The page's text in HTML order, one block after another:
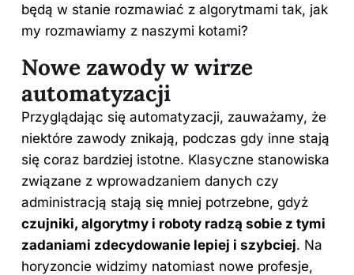
będą w stanie rozmawiać z algorytmami tak, jak
my rozmawiamy z naszymi kotami?
Nowe zawody w wirze
automatyzacji
Przyglądając się automatyzacji, zauważamy, że
niektóre zawody znikają, podczas gdy inne stają
się coraz bardziej istotne. Klasyczne stanowiska
związane z wprowadzaniem danych czy
administracją stają się mniej potrzebne, gdyż
czujniki, algorytmy i roboty radzą sobie z tymi
zadaniami zdecydowanie lepiej i szybciej. Na
horyzoncie widzimy natomiast nowe profesje,